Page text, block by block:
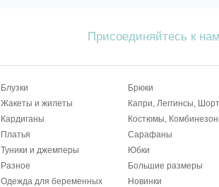
Присоединяйтесь к
Блузки
Брюки
Жакеты и жилеты
Капри, Леггинсы,
Кардиганы
Костюмы,
Платья
Сарафаны
Туники и джемперы
Юбки
Разное
Большие размеры
Одежда для беременных
Новинки